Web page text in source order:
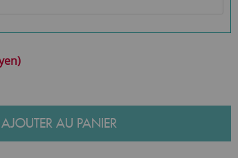
AJOUTER AU PANIER